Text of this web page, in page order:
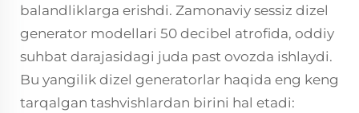
balandliklarga erishdi. Zamonaviy sessiz dizel
generator modellari 50 decibel atrofida, oddiy
suhbat darajasidagi juda past ovozda ishlaydi.
Bu yangilik dizel generatorlar haqida eng keng
tarqalgan tashvishlardan birini hal etadi: